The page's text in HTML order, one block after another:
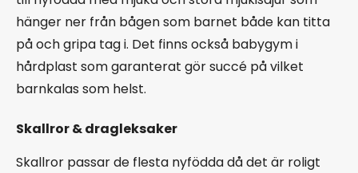
hänger ner från bågen som barnet både kan titta
på och gripa tag i. Det finns också babygym i
hårdplast som garanterat gör succé på vilket
barnkalas som helst.
Skallror & dragleksaker
Skallror passar de flesta nyfödda då det är roligt